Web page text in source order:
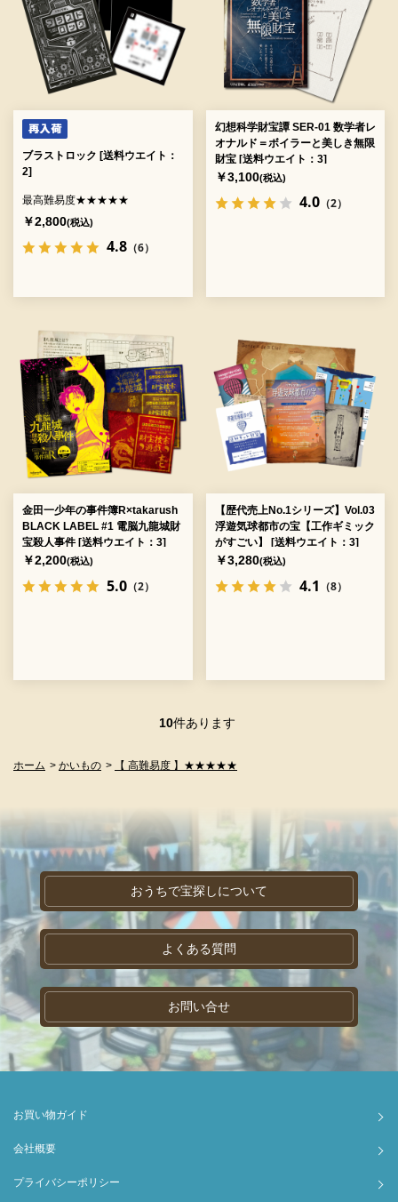
ブラストロック [送料ウエイト：
2]
最高難易度★★★★★
￥2,800(税込)
4.8 （6）
幻想科学財宝譚 SER-01 数学者レ
オナルド＝ボイラーと美しき無限
財宝 [送料ウエイト：3]
￥3,100(税込)
4.0（2）
金田一少年の事件簿R×takarush
BLACK LABEL #1 電脳九龍城財
宝殺人事件 [送料ウエイト：3]
￥2,200(税込)
5.0 （2）
【歴代売上No.1シリーズ】Vol.03
浮遊気球都市の宝【工作ギミック
がすごい】 [送料ウエイト：3]
￥3,280(税込)
4.1 （8）
10件あります
ホーム > かいもの > 【 高難易度 】★★★★★
おうちで宝探しについて
よくある質問
お問い合せ
お買い物ガイド
会社概要
プライバシーポリシー